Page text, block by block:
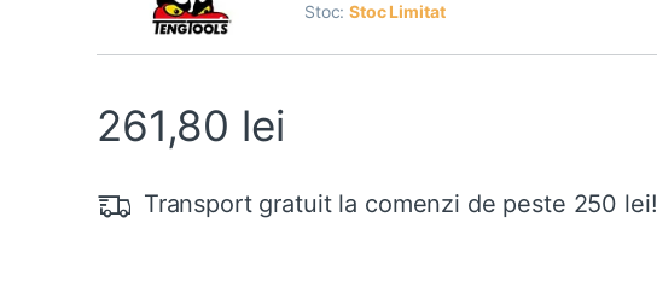
Stoc:Stoc Limitat
261,80 lei
Transport gratuit la comenzi de peste 250 lei!